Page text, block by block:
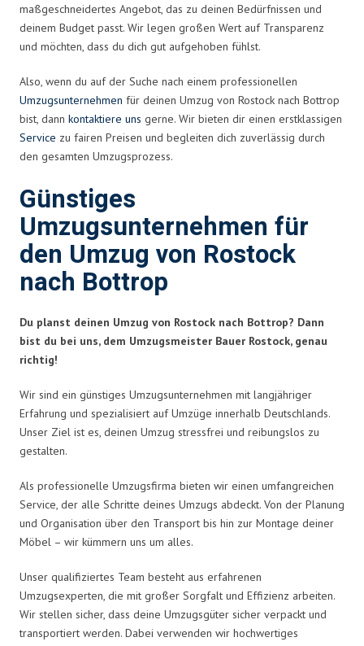
maßgeschneidertes Angebot, das zu deinen Bedürfnissen und
deinem Budget passt. Wir legen großen Wert auf Transparenz
und möchten, dass du dich gut aufgehoben fühlst.
Also, wenn du auf der Suche nach einem professionellen
Umzugsunternehmen für deinen Umzug von Rostock nach Bottrop
bist, dann kontaktiere uns gerne. Wir bieten dir einen erstklassigen
Service zu fairen Preisen und begleiten dich zuverlässig durch
den gesamten Umzugsprozess.
Günstiges
Umzugsunternehmen für
den Umzug von Rostock
nach Bottrop
Du planst deinen Umzug von Rostock nach Bottrop? Dann
bist du bei uns, dem Umzugsmeister Bauer Rostock, genau
richtig!
Wir sind ein günstiges Umzugsunternehmen mit langjähriger
Erfahrung und spezialisiert auf Umzüge innerhalb Deutschlands.
Unser Ziel ist es, deinen Umzug stressfrei und reibungslos zu
gestalten.
Als professionelle Umzugsfirma bieten wir einen umfangreichen
Service, der alle Schritte deines Umzugs abdeckt. Von der Planung
und Organisation über den Transport bis hin zur Montage deiner
Möbel – wir kümmern uns um alles.
Unser qualifiziertes Team besteht aus erfahrenen
Umzugsexperten, die mit großer Sorgfalt und Effizienz arbeiten.
Wir stellen sicher, dass deine Umzugsgüter sicher verpackt und
transportiert werden. Dabei verwenden wir hochwertiges